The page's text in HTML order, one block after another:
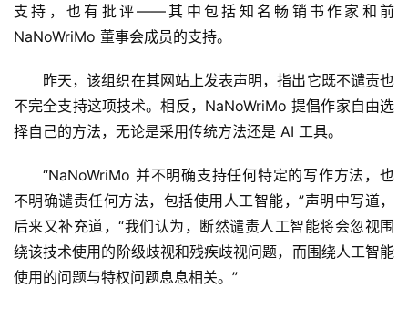
支持，也有批评——其中包括知名畅销书作家和前
NaNoWriMo 董事会成员的支持。
昨天，该组织在其网站上发表声明，指出它既不谴责也
不完全支持这项技术。相反，NaNoWriMo 提倡作家自由选
择自己的方法，无论是采用传统方法还是 AI 工具。
“NaNoWriMo 并不明确支持任何特定的写作方法，也
不明确谴责任何方法，包括使用人工智能，”声明中写道，
后来又补充道，“我们认为，断然谴责人工智能将会忽视围
绕该技术使用的阶级歧视和残疾歧视问题，而围绕人工智能
使用的问题与特权问题息息相关。”